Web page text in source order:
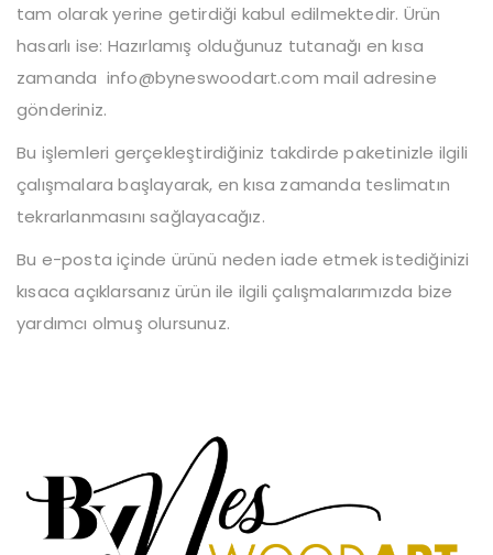
tam olarak yerine getirdiği kabul edilmektedir. Ürün
hasarlı ise: Hazırlamış olduğunuz tutanağı en kısa
zamanda info@byneswoodart.com mail adresine
gönderiniz.
Bu işlemleri gerçekleştirdiğiniz takdirde paketinizle ilgili
çalışmalara başlayarak, en kısa zamanda teslimatın
tekrarlanmasını sağlayacağız.
Bu e-posta içinde ürünü neden iade etmek istediğinizi
kısaca açıklarsanız ürün ile ilgili çalışmalarımızda bize
yardımcı olmuş olursunuz.